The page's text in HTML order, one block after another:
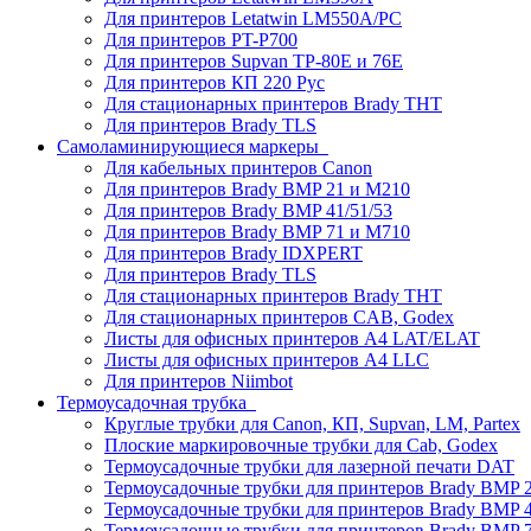
Для принтеров Letatwin LM550A/PC
Для принтеров PT-P700
Для принтеров Supvan TP-80E и 76E
Для принтеров КП 220 Рус
Для стационарных принтеров Brady THT
Для принтеров Brady TLS
Самоламинирующиеся маркеры
Для кабельных принтеров Canon
Для принтеров Brady BMP 21 и M210
Для принтеров Brady BMP 41/51/53
Для принтеров Brady BMP 71 и M710
Для принтеров Brady IDXPERT
Для принтеров Brady TLS
Для стационарных принтеров Brady THT
Для стационарных принтеров CAB, Godex
Листы для офисных принтеров А4 LAT/ELAT
Листы для офисных принтеров А4 LLC
Для принтеров Niimbot
Термоусадочная трубка
Круглые трубки для Canon, КП, Supvan, LM, Partex
Плоские маркировочные трубки для Cab, Godex
Термоусадочные трубки для лазерной печати DAT
Термоусадочные трубки для принтеров Brady BMP
Термоусадочные трубки для принтеров Brady BMP